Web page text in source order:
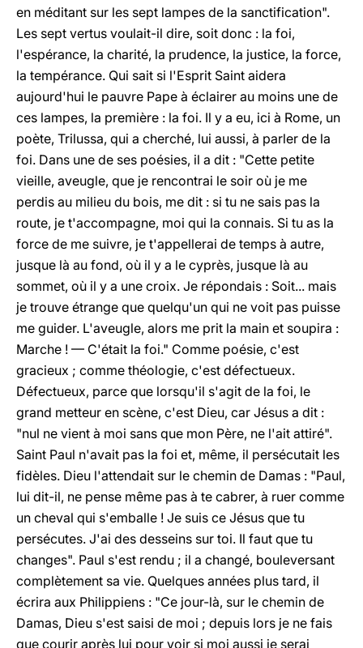
en méditant sur les sept lampes de la sanctification".
Les sept vertus voulait-il dire, soit donc : la foi,
l'espérance, la charité, la prudence, la justice, la force,
la tempérance. Qui sait si l'Esprit Saint aidera
aujourd'hui le pauvre Pape à éclairer au moins une de
ces lampes, la première : la foi. Il y a eu, ici à Rome, un
poète, Trilussa, qui a cherché, lui aussi, à parler de la
foi. Dans une de ses poésies, il a dit : "Cette petite
vieille, aveugle, que je rencontrai le soir où je me
perdis au milieu du bois, me dit : si tu ne sais pas la
route, je t'accompagne, moi qui la connais. Si tu as la
force de me suivre, je t'appellerai de temps à autre,
jusque là au fond, où il y a le cyprès, jusque là au
sommet, où il y a une croix. Je répondais : Soit... mais
je trouve étrange que quelqu'un qui ne voit pas puisse
me guider. L'aveugle, alors me prit la main et soupira :
Marche ! — C'était la foi." Comme poésie, c'est
gracieux ; comme théologie, c'est défectueux.
Défectueux, parce que lorsqu'il s'agit de la foi, le
grand metteur en scène, c'est Dieu, car Jésus a dit :
"nul ne vient à moi sans que mon Père, ne l'ait attiré".
Saint Paul n'avait pas la foi et, même, il persécutait les
fidèles. Dieu l'attendait sur le chemin de Damas : "Paul,
lui dit-il, ne pense même pas à te cabrer, à ruer comme
un cheval qui s'emballe ! Je suis ce Jésus que tu
persécutes. J'ai des desseins sur toi. Il faut que tu
changes". Paul s'est rendu ; il a changé, bouleversant
complètement sa vie. Quelques années plus tard, il
écrira aux Philippiens : "Ce jour-là, sur le chemin de
Damas, Dieu s'est saisi de moi ; depuis lors je ne fais
que courir après lui pour voir si moi aussi je serai